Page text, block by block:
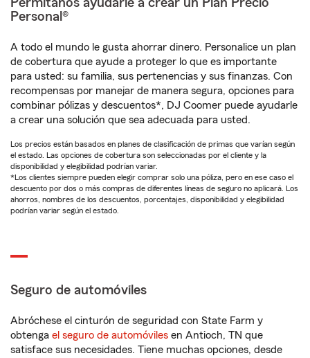
Permítanos ayudarle a crear un Plan Precio
Personal®
A todo el mundo le gusta ahorrar dinero. Personalice un plan
de cobertura que ayude a proteger lo que es importante
para usted: su familia, sus pertenencias y sus finanzas. Con
recompensas por manejar de manera segura, opciones para
combinar pólizas y descuentos*, DJ Coomer puede ayudarle
a crear una solución que sea adecuada para usted.
Los precios están basados en planes de clasificación de primas que varían según
el estado. Las opciones de cobertura son seleccionadas por el cliente y la
disponibilidad y elegibilidad podrían variar.
*Los clientes siempre pueden elegir comprar solo una póliza, pero en ese caso el
descuento por dos o más compras de diferentes líneas de seguro no aplicará. Los
ahorros, nombres de los descuentos, porcentajes, disponibilidad y elegibilidad
podrían variar según el estado.
Seguro de automóviles
Abróchese el cinturón de seguridad con State Farm y
obtenga el seguro de automóviles en Antioch, TN que
satisface sus necesidades. Tiene muchas opciones, desde